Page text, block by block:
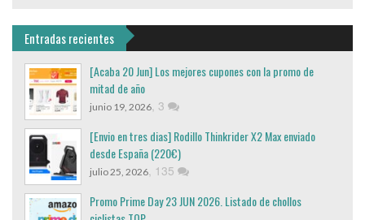
Entradas recientes
[Acaba 20 Jun] Los mejores cupones con la promo de
mitad de año
junio 19, 2026, 3
[Envio en tres dias] Rodillo Thinkrider X2 Max enviado
desde España (220€)
julio 25, 2026, 135
Promo Prime Day 23 JUN 2026. Listado de chollos